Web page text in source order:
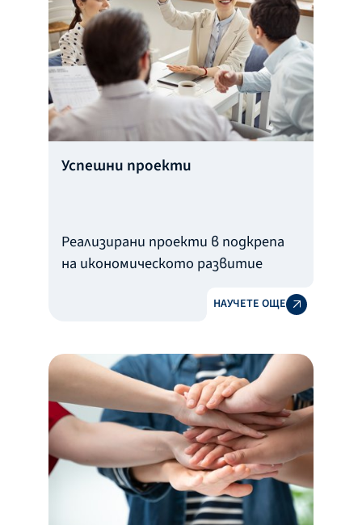
Успешни проекти
Реализирани проекти в подкрепа
на икономическото развитие
НАУЧЕТЕ ОЩЕ